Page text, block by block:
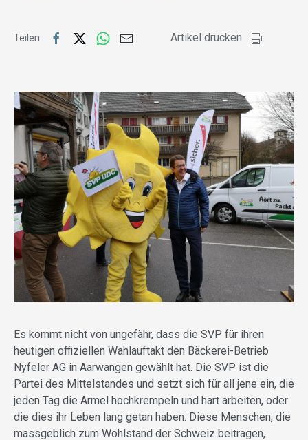
Teilen Artikel drucken
Es kommt nicht von ungefähr, dass die SVP für ihren
heutigen offiziellen Wahlauftakt den Bäckerei-Betrieb
Nyfeler AG in Aarwangen gewählt hat. Die SVP ist die
Partei des Mittelstandes und setzt sich für all jene ein, die
jeden Tag die Ärmel hochkrempeln und hart arbeiten, oder
die dies ihr Leben lang getan haben. Diese Menschen, die
massgeblich zum Wohlstand der Schweiz beitragen,